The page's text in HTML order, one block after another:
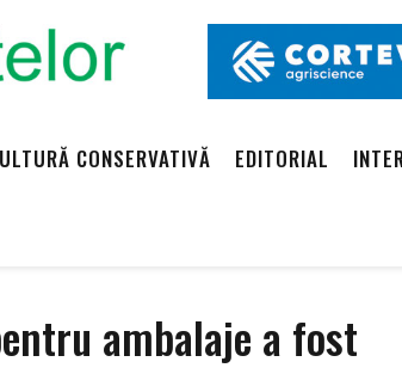
CONSERVATIVĂ EDITORIAL
ambalaje a fost